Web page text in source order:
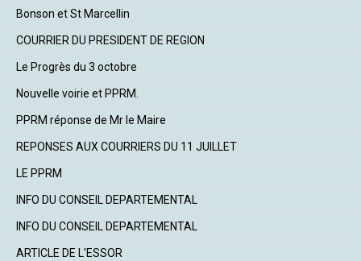
Bonson et St Marcellin
COURRIER DU PRESIDENT DE REGION
Le Progrès du 3 octobre
Nouvelle voirie et PPRM.
PPRM réponse de Mr le Maire
REPONSES AUX COURRIERS DU 11 JUILLET
LE PPRM
INFO DU CONSEIL DEPARTEMENTAL
INFO DU CONSEIL DEPARTEMENTAL
ARTICLE DE L'ESSOR